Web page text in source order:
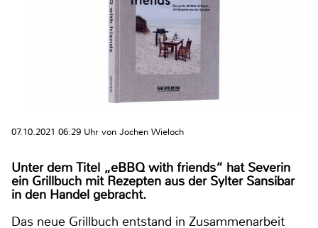
07.10.2021 06:29 Uhr von Jochen Wieloch
Unter dem Titel „eBBQ with friends“ hat Severin
ein Grillbuch mit Rezepten aus der Sylter Sansibar
in den Handel gebracht.
Das neue Grillbuch entstand in Zusammenarbeit